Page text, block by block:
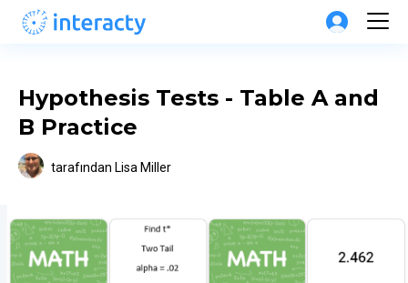
Hypothesis Tests - Table A and
B Practice
tarafından Lisa Miller